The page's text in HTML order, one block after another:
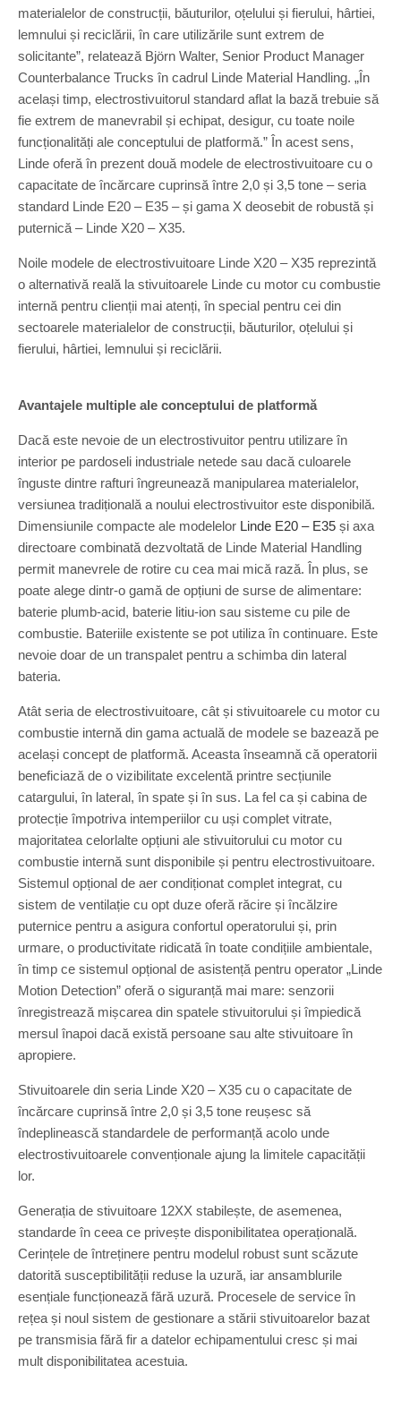
materialelor de construcții, băuturilor, oțelului și fierului, hârtiei,
lemnului și reciclării, în care utilizările sunt extrem de
solicitante”, relatează Björn Walter, Senior Product Manager
Counterbalance Trucks în cadrul Linde Material Handling. „În
același timp, electrostivuitorul standard aflat la bază trebuie să
fie extrem de manevrabil și echipat, desigur, cu toate noile
funcționalități ale conceptului de platformă.” În acest sens,
Linde oferă în prezent două modele de electrostivuitoare cu o
capacitate de încărcare cuprinsă între 2,0 și 3,5 tone – seria
standard Linde E20 – E35 – și gama X deosebit de robustă și
puternică – Linde X20 – X35.
Noile modele de electrostivuitoare Linde X20 – X35 reprezintă
o alternativă reală la stivuitoarele Linde cu motor cu combustie
internă pentru clienții mai atenți, în special pentru cei din
sectoarele materialelor de construcții, băuturilor, oțelului și
fierului, hârtiei, lemnului și reciclării.
Avantajele multiple ale conceptului de platformă
Dacă este nevoie de un electrostivuitor pentru utilizare în
interior pe pardoseli industriale netede sau dacă culoarele
înguste dintre rafturi îngreunează manipularea materialelor,
versiunea tradițională a noului electrostivuitor este disponibilă.
Dimensiunile compacte ale modelelor Linde E20 – E35 și axa
directoare combinată dezvoltată de Linde Material Handling
permit manevrele de rotire cu cea mai mică rază. În plus, se
poate alege dintr-o gamă de opțiuni de surse de alimentare:
baterie plumb-acid, baterie litiu-ion sau sisteme cu pile de
combustie. Bateriile existente se pot utiliza în continuare. Este
nevoie doar de un transpalet pentru a schimba din lateral
bateria.
Atât seria de electrostivuitoare, cât și stivuitoarele cu motor cu
combustie internă din gama actuală de modele se bazează pe
același concept de platformă. Aceasta înseamnă că operatorii
beneficiază de o vizibilitate excelentă printre secțiunile
catargului, în lateral, în spate și în sus. La fel ca și cabina de
protecție împotriva intemperiilor cu uși complet vitrate,
majoritatea celorlalte opțiuni ale stivuitorului cu motor cu
combustie internă sunt disponibile și pentru electrostivuitoare.
Sistemul opțional de aer condiționat complet integrat, cu
sistem de ventilație cu opt duze oferă răcire și încălzire
puternice pentru a asigura confortul operatorului și, prin
urmare, o productivitate ridicată în toate condițiile ambientale,
în timp ce sistemul opțional de asistență pentru operator „Linde
Motion Detection” oferă o siguranță mai mare: senzorii
înregistrează mișcarea din spatele stivuitorului și împiedică
mersul înapoi dacă există persoane sau alte stivuitoare în
apropiere.
Stivuitoarele din seria Linde X20 – X35 cu o capacitate de
încărcare cuprinsă între 2,0 și 3,5 tone reușesc să
îndeplinească standardele de performanță acolo unde
electrostivuitoarele convenționale ajung la limitele capacității
lor.
Generația de stivuitoare 12XX stabilește, de asemenea,
standarde în ceea ce privește disponibilitatea operațională.
Cerințele de întreținere pentru modelul robust sunt scăzute
datorită susceptibilității reduse la uzură, iar ansamblurile
esențiale funcționează fără uzură. Procesele de service în
rețea și noul sistem de gestionare a stării stivuitoarelor bazat
pe transmisia fără fir a datelor echipamentului cresc și mai
mult disponibilitatea acestuia.